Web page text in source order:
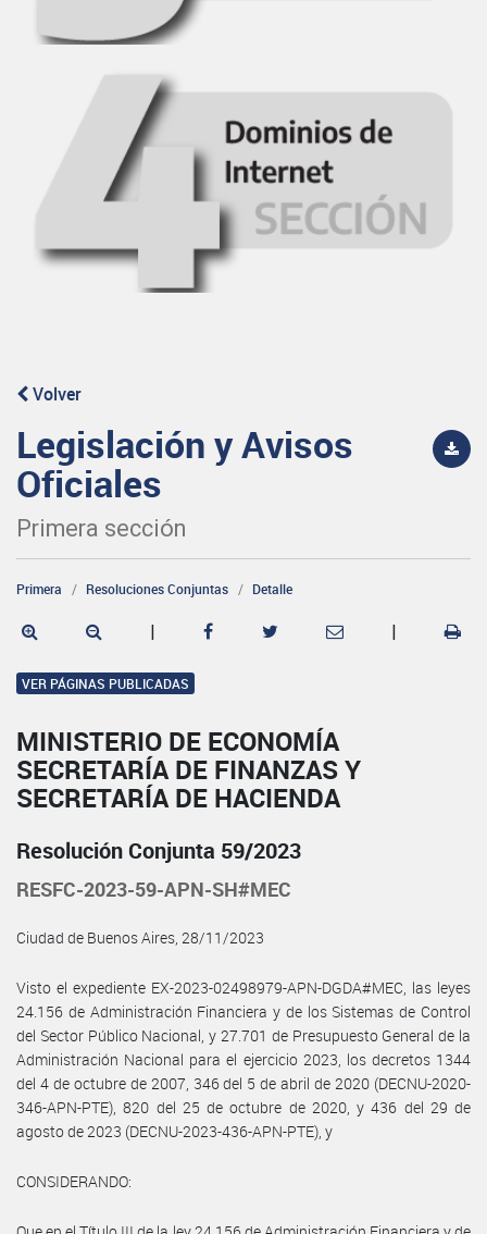
Volver
Legislación y Avisos
Oficiales
Primera sección
Primera Resoluciones Conjuntas Detalle
| |
VER PÁGINAS PUBLICADAS
MINISTERIO DE ECONOMÍA
SECRETARÍA DE FINANZAS Y
SECRETARÍA DE HACIENDA
Resolución Conjunta 59/2023
RESFC-2023-59-APN-SH#MEC
Ciudad de Buenos Aires, 28/11/2023
Visto el expediente EX-2023-02498979-APN-DGDA#MEC, las leyes
24.156 de Administración Financiera y de los Sistemas de Control
del Sector Público Nacional, y 27.701 de Presupuesto General de la
Administración Nacional para el ejercicio 2023, los decretos 1344
del 4 de octubre de 2007, 346 del 5 de abril de 2020 (DECNU-2020-
346-APN-PTE), 820 del 25 de octubre de 2020, y 436 del 29 de
agosto de 2023 (DECNU-2023-436-APN-PTE), y
CONSIDERANDO: